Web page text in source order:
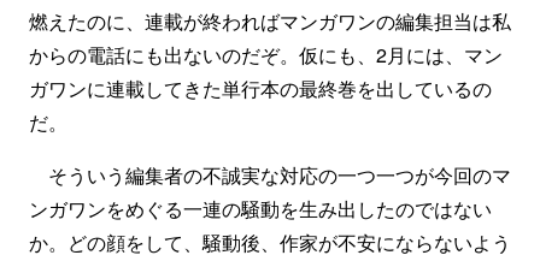
燃えたのに、連載が終わればマンガワンの編集担当は私
からの電話にも出ないのだぞ。仮にも、2月には、マン
ガワンに連載してきた単行本の最終巻を出しているの
だ。
そういう編集者の不誠実な対応の一つ一つが今回のマ
ンガワンをめぐる一連の騒動を生み出したのではない
か。どの顔をして、騒動後、作家が不安にならないよう